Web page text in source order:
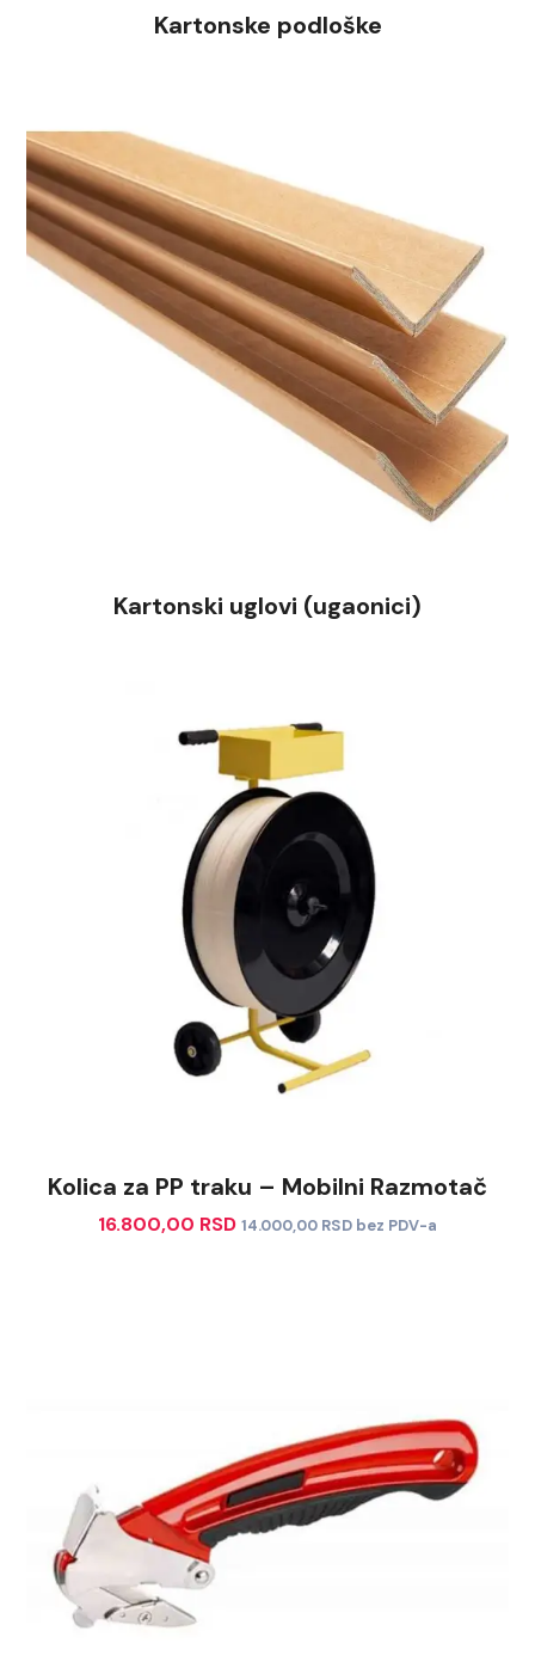
Kartonske podloške
Kartonski uglovi (ugaonici)
Kolica za PP traku – Mobilni Razmotač
16.800,00 RSD 14.000,00 RSD bez PDV-a